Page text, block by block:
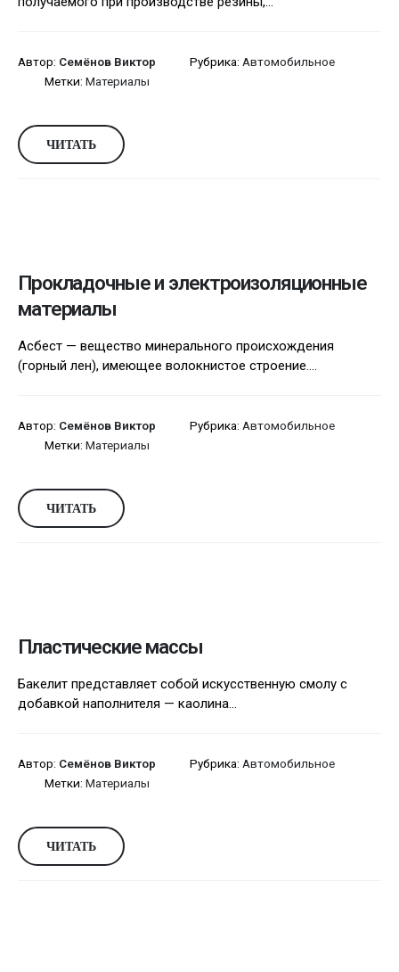
Автор: Семёнов Виктор Рубрика: Автомобильное
Метки: Материалы
ЧИТАТЬ
Прокладочные и электроизоляционные
материалы
Асбест — вещество минерального происхождения
(горный лен), имеющее волокнистое строение....
Автор: Семёнов Виктор Рубрика: Автомобильное
Метки: Материалы
ЧИТАТЬ
Пластические массы
Бакелит представляет собой искусственную смолу с
добавкой наполнителя — каолина...
Автор: Семёнов Виктор Рубрика: Автомобильное
Метки: Материалы
ЧИТАТЬ